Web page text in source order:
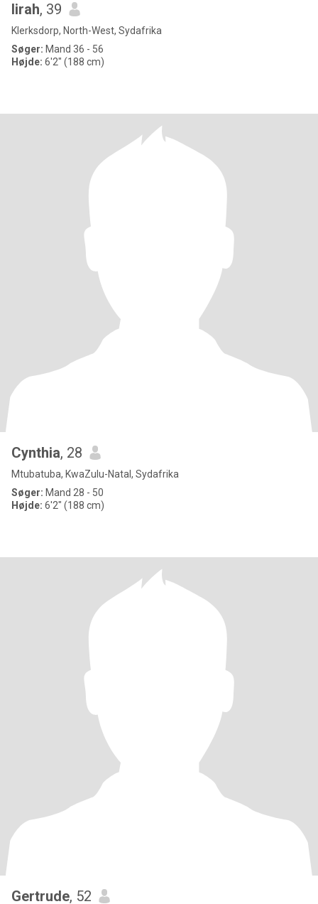
lirah, 39
Klerksdorp, North-West, Sydafrika
Søger: Mand 36 - 56
Højde: 6'2" (188 cm)
Cynthia, 28
Mtubatuba, KwaZulu-Natal, Sydafrika
Søger: Mand 28 - 50
Højde: 6'2" (188 cm)
Gertrude, 52